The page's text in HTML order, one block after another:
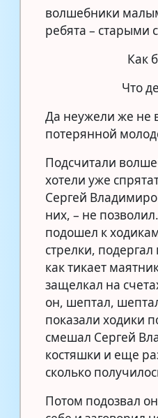
волшебники
ребята – старыми
Как
Что
Да неужели же не
потерянной
Подсчитали
хотели уже
Сергей
них, – не
подошел к
стрелки,
как тикает
защелкал на
он, шептал,
показали ходики
смешал Сергей
костяшки и еще
сколько
Потом подозвал